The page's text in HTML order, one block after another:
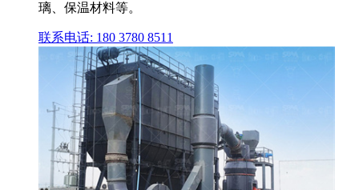
璃、保温材料等。
联系电话: 180 3780 8511